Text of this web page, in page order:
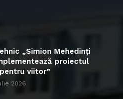
„Simion Mehedinți
proiectul
viitor”
2026